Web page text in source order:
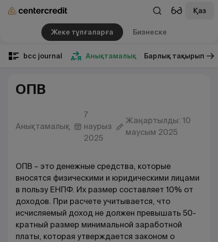
Қаз
Жеке тұлғаларға Бизнеске
bcc journal Анықтамалық Барлық тақырып
ОПВ
Анықтамалық
7
наурыз
2025
Жаңартылды: 10
маусым 2025
ОПВ – это денежные средства, которые
вносятся физическими и юридическими лицами
в пользу ЕНПФ. Их размер составляет 10% от
доходов. При расчете учитывается, что
исчисляемый доход не должен превышать 50-
кратный размер минимальной заработной
платы, которая утверждается законом о